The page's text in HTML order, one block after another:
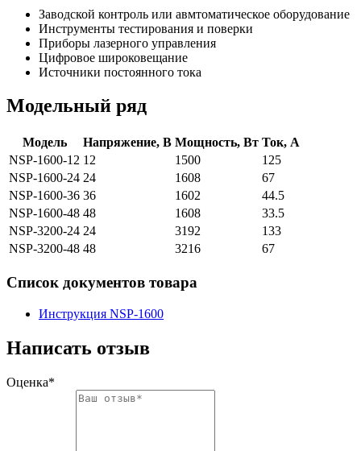
Заводской контроль или авмтоматическое оборудование
Инструменты тестирования и поверки
Приборы лазерного управления
Цифровое широковещание
Источники постоянного тока
Модельный ряд
Модель Напряжение, В Мощность, Вт Ток, А
NSP-1600-12 12 1500
125
NSP-1600-24 24 1608
67
NSP-1600-36 36 1602
44.5
NSP-1600-48 48 1608
33.5
NSP-3200-24 24 3192
133
NSP-3200-48 48 3216 67
Список документов товара
Инструкция NSP-1600
Написать отзыв
Оценка*